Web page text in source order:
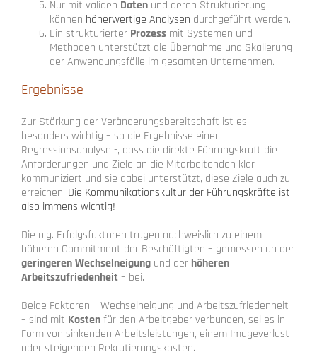
Nur mit validen Daten und deren Strukturierung
können höherwertige Analysen durchgeführt werden.
Ein strukturierter Prozess mit Systemen und
Methoden unterstützt die Übernahme und Skalierung
der Anwendungsfälle im gesamten Unternehmen.
Ergebnisse
Zur Stärkung der Veränderungsbereitschaft ist es
besonders wichtig – so die Ergebnisse einer
Regressionsanalyse -, dass die direkte Führungskraft die
Anforderungen und Ziele an die Mitarbeitenden klar
kommuniziert und sie dabei unterstützt, diese Ziele auch zu
erreichen. Die Kommunikationskultur der Führungskräfte ist
also immens wichtig!
Die o.g. Erfolgsfaktoren tragen nachweislich zu einem
höheren Commitment der Beschäftigten – gemessen an der
geringeren Wechselneigung und der höheren
Arbeitszufriedenheit– bei.
Beide Faktoren – Wechselneigung und Arbeitszufriedenheit
– sind mit Kostenfür den Arbeitgeber verbunden, sei es in
Form von sinkenden Arbeitsleistungen, einem Imageverlust
oder steigenden Rekrutierungskosten.